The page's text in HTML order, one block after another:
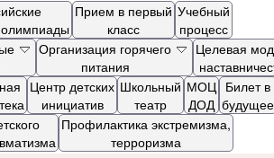
Прием в первый
класс
Учебный
процесс
Организация горячего
питания
Целевая
Центр детских
инициатив
Школьный
театр
МОЦ
ДОД
Билет в
будущее
Профилактика экстремизма,
терроризма